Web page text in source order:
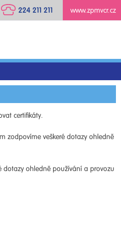
www.zpmvcr.cz
224 211 211
certifikáty.
zodpovíme veškeré dotazy ohledně
dotazy ohledně používání a provozu